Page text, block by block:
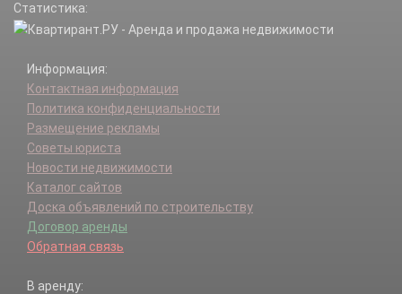
Статистика:
Информация:
Контактная информация
Политика конфиденциальности
Размещение рекламы
Советы юриста
Новости недвижимости
Каталог сайтов
Доска объявлений по строительству
Договор аренды
Обратная связь
В аренду: